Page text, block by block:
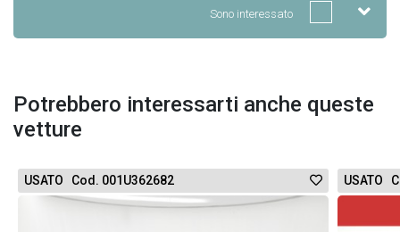
Sono interessato
Potrebbero interessarti anche queste
vetture
USATO Cod. 001U362682 USATO